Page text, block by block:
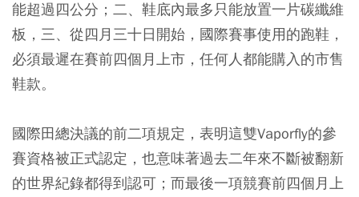
能超過四公分；二、鞋底內最多只能放置一片碳纖維
板，三、從四月三十日開始，國際賽事使用的跑鞋，
必須最遲在賽前四個月上市，任何人都能購入的市售
鞋款。
國際田總決議的前二項規定，表明這雙Vaporfly的參
賽資格被正式認定，也意味著過去二年來不斷被翻新
的世界紀錄都得到認可；而最後一項競賽前四個月上